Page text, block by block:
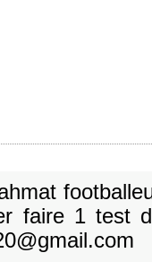
faire 1 test